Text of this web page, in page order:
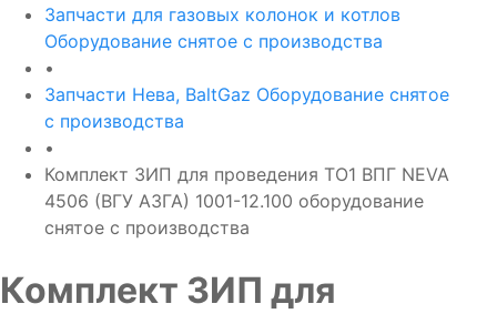
Запчасти для газовых колонок и котлов
Оборудование снятое с производства
•
Запчасти Нева, BaltGaz Оборудование снятое
с производства
•
Комплект ЗИП для проведения ТО1 ВПГ NEVA
4506 (ВГУ АЗГА) 1001-12.100 оборудование
снятое с производства
Комплект ЗИП для